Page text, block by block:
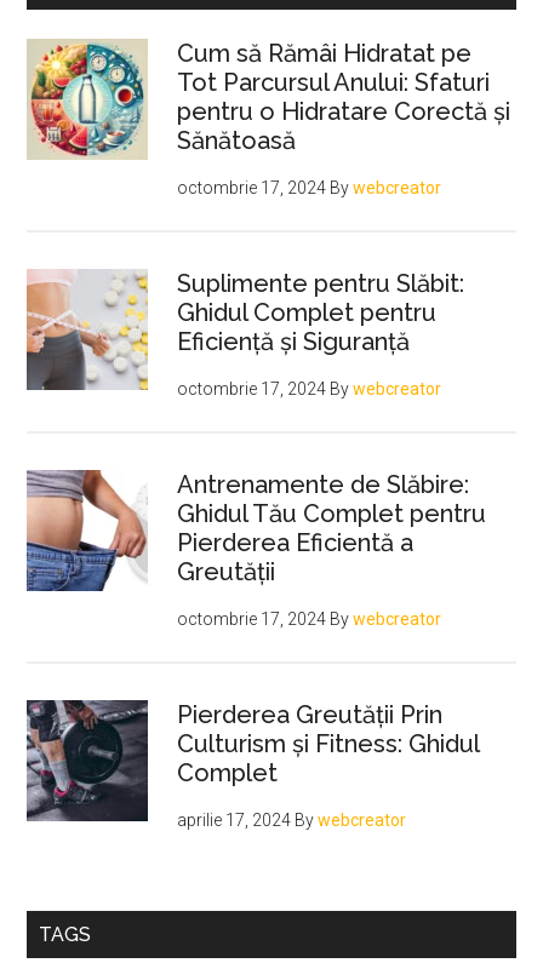
Cum să Rămâi Hidratat pe
Tot Parcursul Anului: Sfaturi
pentru o Hidratare Corectă și
Sănătoasă
octombrie 17, 2024 Bywebcreator
Suplimente pentru Slăbit:
Ghidul Complet pentru
Eficiență și Siguranță
octombrie 17, 2024 Bywebcreator
Antrenamente de Slăbire:
Ghidul Tău Complet pentru
Pierderea Eficientă a
Greutății
octombrie 17, 2024 Bywebcreator
Pierderea Greutății Prin
Culturism și Fitness: Ghidul
Complet
aprilie 17, 2024 Bywebcreator
TAGS